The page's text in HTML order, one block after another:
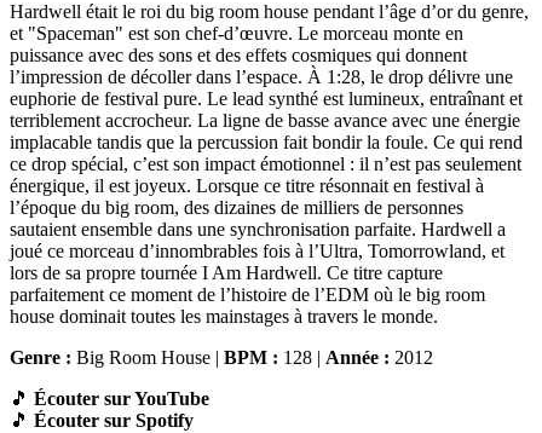
Hardwell était le roi du big room house pendant l’âge d’or du genre,
et "Spaceman" est son chef-d’œuvre. Le morceau monte en
puissance avec des sons et des effets cosmiques qui donnent
l’impression de décoller dans l’espace. À 1:28, le drop délivre une
euphorie de festival pure. Le lead synthé est lumineux, entraînant et
terriblement accrocheur. La ligne de basse avance avec une énergie
implacable tandis que la percussion fait bondir la foule. Ce qui rend
ce drop spécial, c’est son impact émotionnel : il n’est pas seulement
énergique, il est joyeux. Lorsque ce titre résonnait en festival à
l’époque du big room, des dizaines de milliers de personnes
sautaient ensemble dans une synchronisation parfaite. Hardwell a
joué ce morceau d’innombrables fois à l’Ultra, Tomorrowland, et
lors de sa propre tournée I Am Hardwell. Ce titre capture
parfaitement ce moment de l’histoire de l’EDM où le big room
house dominait toutes les mainstages à travers le monde.
Genre : Big Room House | BPM : 128 | Année : 2012
🎵 Écouter sur YouTube
🎵 Écouter sur Spotify